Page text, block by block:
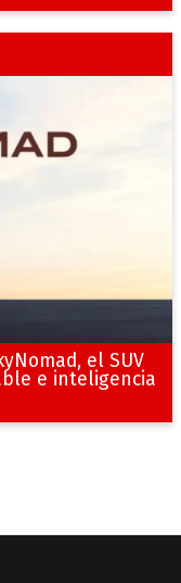
el SUV
e inteligencia